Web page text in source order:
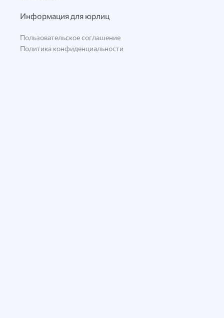
Информация для юрлиц
Пользовательское соглашение
Политика конфиденциальности